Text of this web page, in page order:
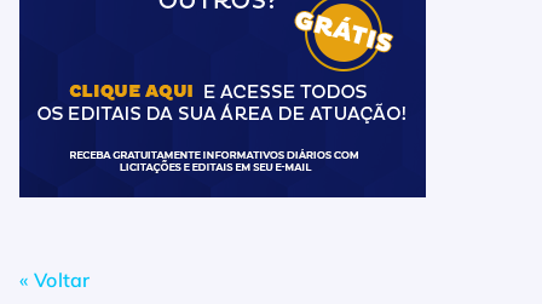
« Voltar